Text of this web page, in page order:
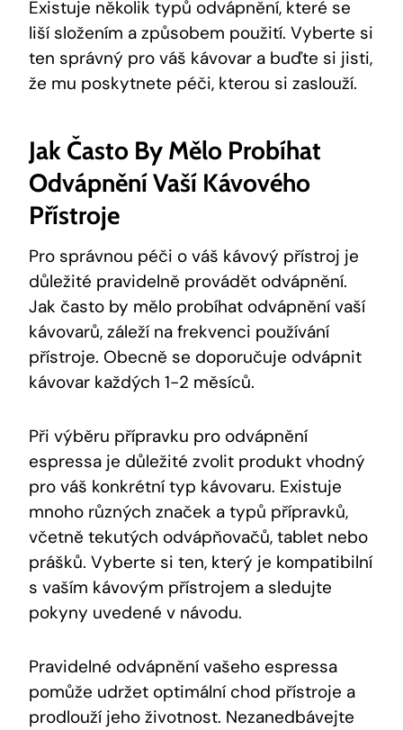
Existuje několik typů odvápnění, které se
liší složením a způsobem použití. Vyberte si
ten správný pro váš kávovar a buďte si jisti,
že mu poskytnete péči, kterou si zaslouží.
Jak Často By Mělo Probíhat
Odvápnění Vaší Kávového
Přístroje
Pro správnou péči o váš kávový přístroj je
důležité pravidelně provádět odvápnění.
Jak často by mělo probíhat odvápnění vaší
kávovarů, záleží na frekvenci používání
přístroje. Obecně se doporučuje odvápnit
kávovar každých 1-2 měsíců.
Při výběru přípravku pro odvápnění
espressa je důležité zvolit produkt vhodný
pro váš konkrétní typ kávovaru. Existuje
mnoho různých značek a typů přípravků,
včetně tekutých odvápňovačů, tablet nebo
prášků. Vyberte si ten, který je kompatibilní
s vaším kávovým přístrojem a sledujte
pokyny uvedené v návodu.
Pravidelné odvápnění vašeho espressa
pomůže udržet optimální chod přístroje a
prodlouží jeho životnost. Nezanedbávejte